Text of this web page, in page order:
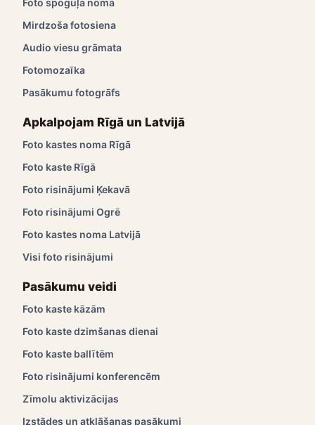
Mirdzoša fotosiena
Audio viesu grāmata
Fotomozaīka
Pasākumu fotogrāfs
Apkalpojam Rīgā un Latvijā
Foto kastes noma Rīgā
Foto kaste Rīgā
Foto risinājumi Ķekavā
Foto risinājumi Ogrē
Foto kastes noma Latvijā
Visi foto risinājumi
Pasākumu veidi
Foto kaste kāzām
Foto kaste dzimšanas dienai
Foto kaste ballītēm
Foto risinājumi konferencēm
Zīmolu aktivizācijas
Izstādes un atklāšanas pasākumi